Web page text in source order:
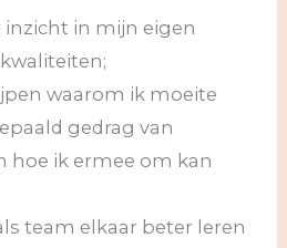
inzicht in mijn eigen
waarom ik moeite
gedrag van
hoe ik ermee om kan
team elkaar beter leren